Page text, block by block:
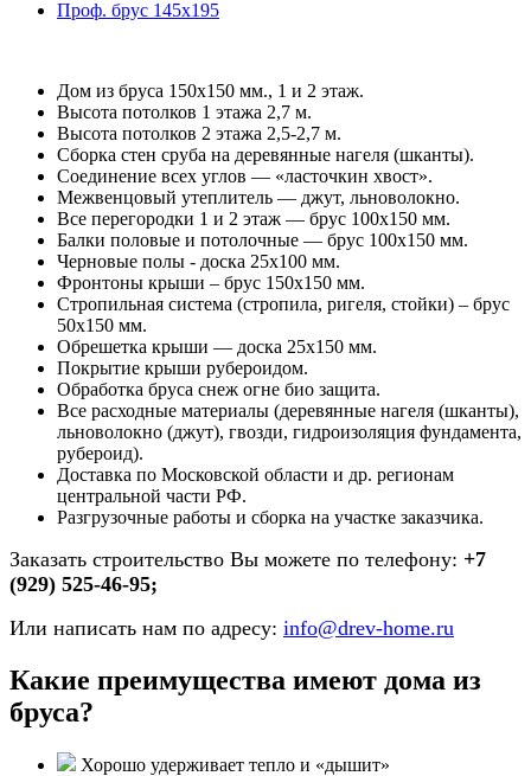
Проф. брус 145х195
Дом из бруса 150х150 мм., 1 и 2 этаж.
Высота потолков 1 этажа 2,7 м.
Высота потолков 2 этажа 2,5-2,7 м.
Сборка стен сруба на деревянные нагеля (шканты).
Соединение всех углов — «ласточкин хвост».
Межвенцовый утеплитель — джут, льноволокно.
Все перегородки 1 и 2 этаж — брус 100х150 мм.
Балки половые и потолочные — брус 100х150 мм.
Черновые полы - доска 25х100 мм.
Фронтоны крыши – брус 150х150 мм.
Стропильная система (стропила, ригеля, стойки) – брус
50х150 мм.
Обрешетка крыши — доска 25х150 мм.
Покрытие крыши рубероидом.
Обработка бруса снеж огне био защита.
Все расходные материалы (деревянные нагеля (шканты),
льноволокно (джут), гвозди, гидроизоляция фундамента,
рубероид).
Доставка по Московской области и др. регионам
центральной части РФ.
Разгрузочные работы и сборка на участке заказчика.
Заказать строительство Вы можете по телефону: +7
(929) 525-46-95;
Или написать нам по адресу: info@drev-home.ru
Какие преимущества имеют дома из
бруса?
Хорошо удерживает тепло и «дышит»